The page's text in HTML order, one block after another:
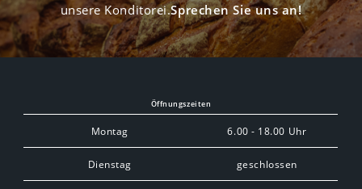
unsere Konditorei.Sprechen Sie uns an!
Öffnungszeiten
Montag 6.00 - 18.00 Uhr
Dienstag geschlossen